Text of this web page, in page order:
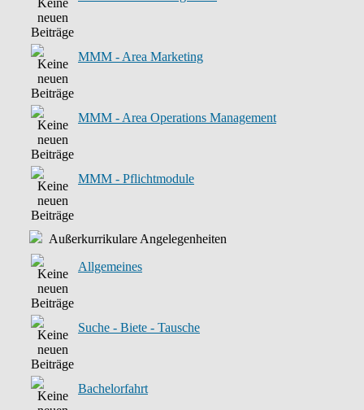
MMM - Area Marketing
MMM - Area Operations Management
MMM - Pflichtmodule
Außerkurrikulare Angelegenheiten
Allgemeines
Suche - Biete - Tausche
Bachelorfahrt